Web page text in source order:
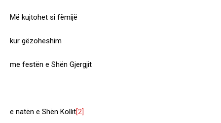
Më kujtohet si fëmijë
kur gëzoheshim
me festën e Shën Gjergjit
e natën e Shën Kollit[2]